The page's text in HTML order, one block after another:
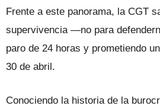
Frente a este panorama, la CGT
supervivencia —no para
paro de 24 horas y prometiendo
30 de abril.
Conociendo la historia de la